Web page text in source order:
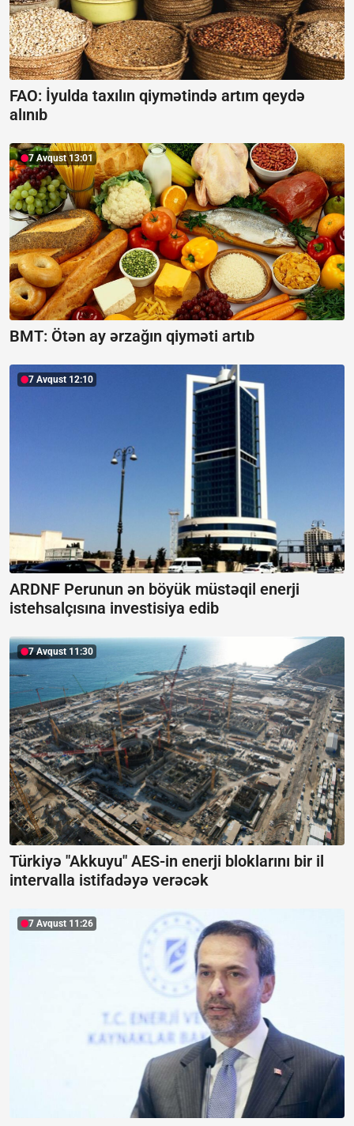
FAO: İyulda taxılın qiymətində artım qeydə
alınıb
7 Avqust 13:01
BMT: Ötən ay ərzağın qiyməti artıb
7 Avqust 12:10
ARDNF Perunun ən böyük müstəqil enerji
istehsalçısına investisiya edib
7 Avqust 11:30
Türkiyə "Akkuyu" AES-in enerji bloklarını bir il
intervalla istifadəyə verəcək
7 Avqust 11:26